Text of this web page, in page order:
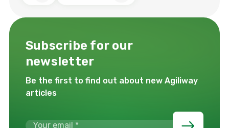
Subscribe for our
newsletter
Be the first to find out about new Agiliway
articles